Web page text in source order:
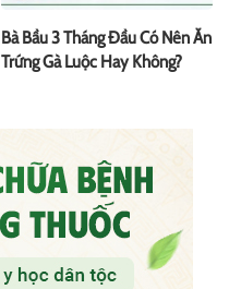
Bà Bầu 3 Tháng Đầu Có Nên Ăn
Trứng Gà Luộc Hay Không?